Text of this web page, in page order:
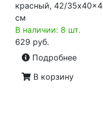
красный, 42/35x40x4
см
В наличии: 8 шт.
629 руб.
Подробнее
В корзину